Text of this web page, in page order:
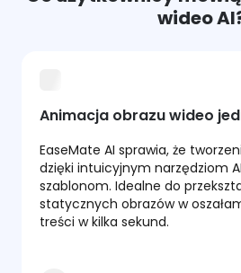
wideo
Animacja obrazu wideo
EaseMate AI sprawia, że
dzięki intuicyjnym narzędziom
szablonom. Idealne do
statycznych obrazów w
treści w kilka sekund.